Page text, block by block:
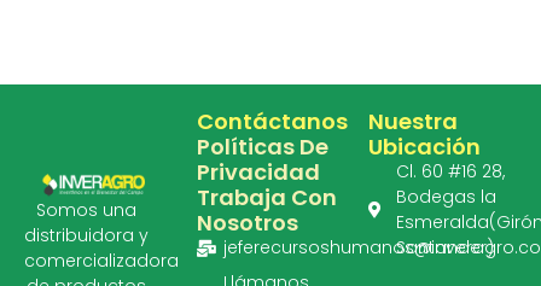
Somos una
distribuidora y
comercializadora
Contáctanos
Políticas De
Privacidad
Trabaja Con
Nosotros
Nuestra
Ubicación
Cl. 60 #16 28,
Bodegas la
Santander)